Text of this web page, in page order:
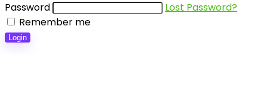
Password
Lost Password?
Remember me
Login